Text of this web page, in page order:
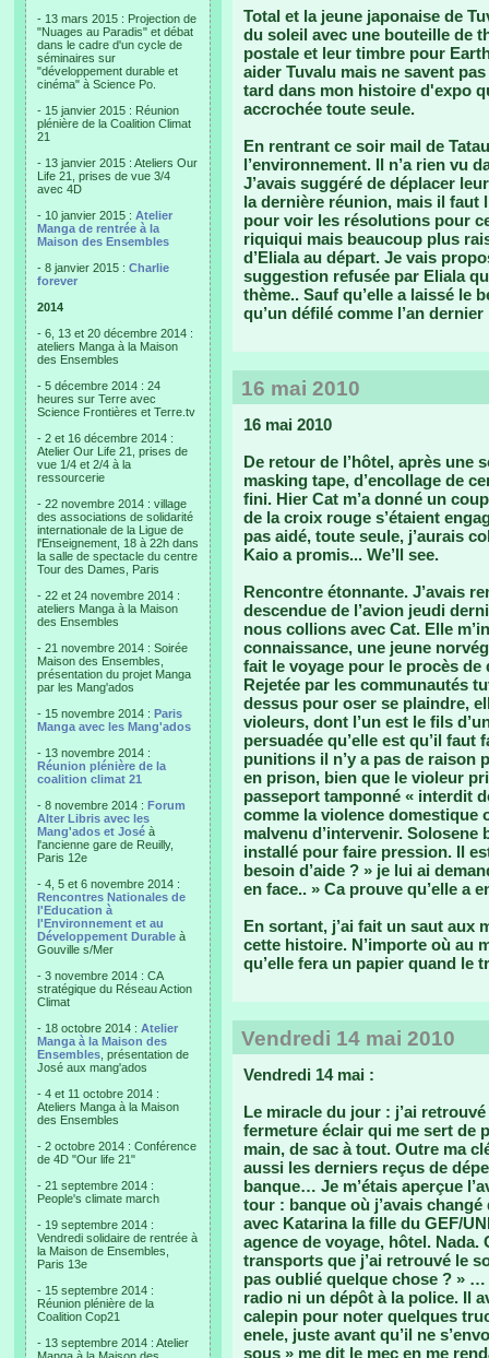
- 13 mars 2015 : Projection de
"Nuages au Paradis" et débat
dans le cadre d'un cycle de
séminaires sur
"développement durable et
cinéma" à Science Po.
- 15 janvier 2015 : Réunion
plénière de la Coalition Climat
21
- 13 janvier 2015 : Ateliers Our
Life 21, prises de vue 3/4
avec 4D
- 10 janvier 2015 : Atelier
Manga de rentrée à la
Maison des Ensembles
- 8 janvier 2015 : Charlie
forever
2014
- 6, 13 et 20 décembre 2014 :
ateliers Manga à la Maison
des Ensembles
- 5 décembre 2014 : 24
heures sur Terre avec
Science Frontières et Terre.tv
- 2 et 16 décembre 2014 :
Atelier Our Life 21, prises de
vue 1/4 et 2/4 à la
ressourcerie
- 22 novembre 2014 : village
des associations de solidarité
internationale de la Ligue de
l'Enseignement, 18 à 22h dans
la salle de spectacle du centre
Tour des Dames, Paris
- 22 et 24 novembre 2014 :
ateliers Manga à la Maison
des Ensembles
- 21 novembre 2014 : Soirée
Maison des Ensembles,
présentation du projet Manga
par les Mang'ados
- 15 novembre 2014 : Paris
Manga avec les Mang'ados
- 13 novembre 2014 :
Réunion plénière de la
coalition climat 21
- 8 novembre 2014 : Forum
Alter Libris avec les
Mang'ados et José à
l'ancienne gare de Reuilly,
Paris 12e
- 4, 5 et 6 novembre 2014 :
Rencontres Nationales de
l'Education à
l'Environnement et au
Développement Durable à
Gouville s/Mer
- 3 novembre 2014 : CA
stratégique du Réseau Action
Climat
- 18 octobre 2014 : Atelier
Manga à la Maison des
Ensembles , présentation de
José aux mang'ados
- 4 et 11 octobre 2014 :
Ateliers Manga à la Maison
des Ensembles
- 2 octobre 2014 : Conférence
de 4D "Our life 21"
- 21 septembre 2014 :
People's climate march
- 19 septembre 2014 :
Vendredi solidaire de rentrée à
la Maison de Ensembles,
Paris 13e
- 15 septembre 2014 :
Réunion plénière de la
Coalition Cop21
- 13 septembre 2014 : Atelier
Total et la jeune japonaise de
du soleil avec une bouteille de
postale et leur timbre pour
aider Tuvalu mais ne savent
tard dans mon histoire d'expo
accrochée toute seule.
En rentrant ce soir mail de
l’environnement. Il n’a rien vu
J’avais suggéré de déplacer
la dernière réunion, mais il faut
pour voir les résolutions pour
riquiqui mais beaucoup plus
d’Eliala au départ. Je vais
suggestion refusée par Eliala
thème.. Sauf qu’elle a laissé le
qu’un défilé comme l’an
16 mai 2010
16 mai 2010
De retour de l’hôtel, après une
masking tape, d’encollage de
fini. Hier Cat m’a donné un
de la croix rouge s’étaient
pas aidé, toute seule, j’aurais
Kaio a promis... We’ll see.
Rencontre étonnante. J’avais
descendue de l’avion jeudi
nous collions avec Cat. Elle
connaissance, une jeune
fait le voyage pour le procès de
Rejetée par les communautés
dessus pour oser se plaindre,
violeurs, dont l’un est le fils
persuadée qu’elle est qu’il
punitions il n’y a pas de raison
en prison, bien que le violeur
passeport tamponné « interdit
comme la violence domestique
malvenu d’intervenir. Solosene
installé pour faire pression. Il
besoin d’aide ? » je lui ai
en face.. » Ca prouve qu’elle a
En sortant, j’ai fait un saut aux
cette histoire. N’importe où au
qu’elle fera un papier quand le
Vendredi 14 mai 2010
Vendredi 14 mai :
Le miracle du jour : j’ai
fermeture éclair qui me sert de
main, de sac à tout. Outre ma
aussi les derniers reçus de
banque… Je m’étais aperçue
tour : banque où j’avais
avec Katarina la fille du GEF/
agence de voyage, hôtel. Nada.
transports que j’ai retrouvé le
pas oublié quelque chose ? »
radio ni un dépôt à la police. Il
calepin pour noter quelques
enele, juste avant qu’il ne
sous » me dit le mec en me